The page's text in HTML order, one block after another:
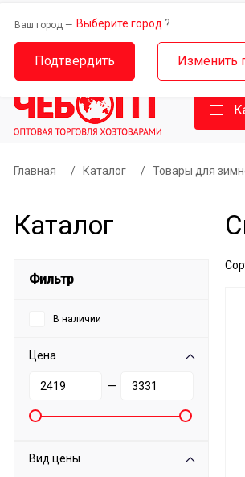
Ваш город — Выберите город ?
Подтвердить Изменить
Ваш город — Выберите город
Главная / Каталог / Товары для
Каталог
Фильтр
В наличии
Цена
—
Вид цены